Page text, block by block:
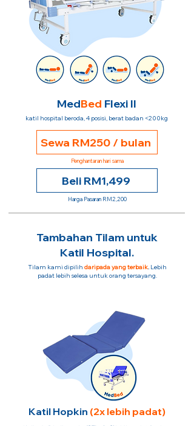
MedBed Flexi II
katil hospital beroda, 4 posisi, berat badan <200kg
Sewa RM250 / bulan
Penghantaran hari sama
Beli RM1,499
Harga Pasaran RM2,200
Tambahan Tilam untuk
Katil Hospital.
Tilam kami dipilih daripada yang terbaik.Lebih
padat lebih selesa untuk orang tersayang.
Katil Hopkin (2x lebih padat)